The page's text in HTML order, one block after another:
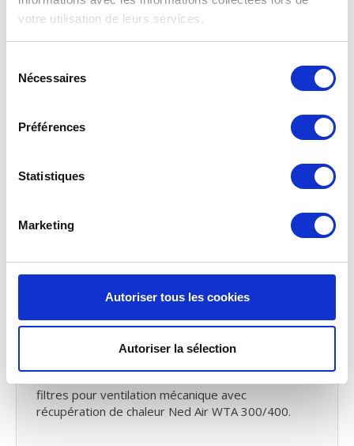
votre utilisation de leurs services.
Nécessaires
Préférences
Statistiques
Marketing
Autoriser tous les cookies
Autoriser la sélection
une efficacité plus élevée et capturent donc plus de
saletés que prescrit par la norme. Vous êtes donc
compétitif. Pour tout savoir sur
les classes et les
300/400 Vous pouvez télécharger le manuel de
ventilation mécanique avec récupération de chaleur
Service de rappel
Nous allons vous envoyer un courriel de rappel
tous les six mois. Pour vous le moment pour
les remplacer si nécessaire. Ce courriel mentionne
également la dernière commande. Si vous n’avez
filtres pour ventilation mécanique avec
récupération de chaleur Ned Air WTA 300/400.